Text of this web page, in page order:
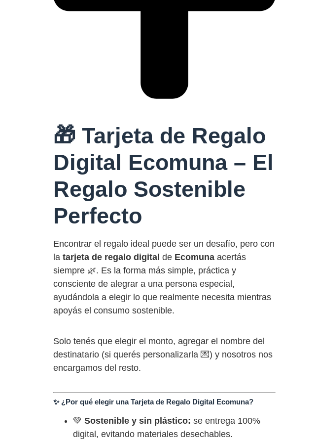
🎁 Tarjeta de Regalo
Digital Ecomuna – El
Regalo Sostenible
Perfecto
Encontrar el regalo ideal puede ser un desafío, pero con
la tarjeta de regalo digital de Ecomunaacertás
siempre 🌿. Es la forma más simple, práctica y
consciente de alegrar a una persona especial,
ayudándola a elegir lo que realmente necesita mientras
apoyás el consumo sostenible.
Solo tenés que elegir el monto, agregar el nombre del
destinatario (si querés personalizarla 💌) y nosotros nos
encargamos del resto.
✨ ¿Por qué elegir una Tarjeta de Regalo Digital Ecomuna?
💚 Sostenible y sin plástico: se entrega 100%
digital, evitando materiales desechables.